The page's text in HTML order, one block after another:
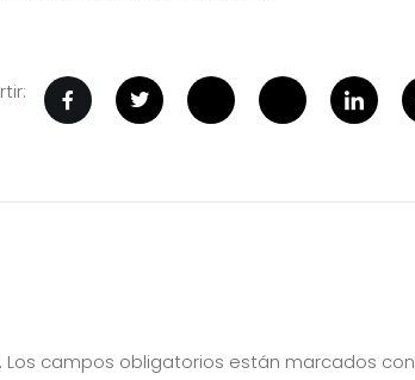
Los campos obligatorios están marcados con